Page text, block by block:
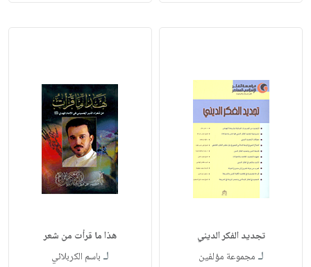
تجديد الفكر الديني
لـ مجموعة مؤلفين
هذا ما قرأت من شعر
لـ باسم الكربلائي